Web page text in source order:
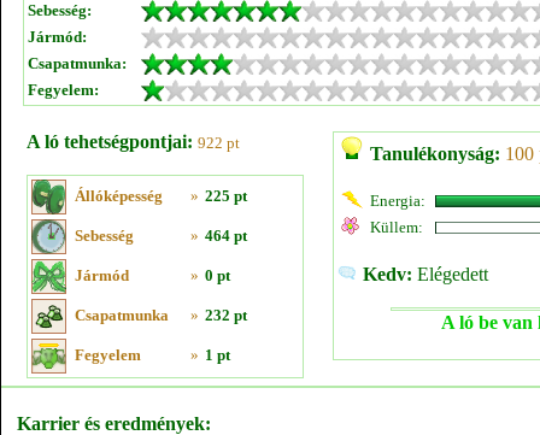
Sebesség:
Jármód:
Csapatmunka:
Fegyelem:
A ló tehetségpontjai: 922 pt
Állóképesség » 225 pt
Sebesség » 464 pt
Jármód » 0 pt
Csapatmunka » 232 pt
Fegyelem » 1 pt
Tanulékonyság: 100
Energia:
Küllem:
Kedv: Elégedett
A ló be van
Karrier és eredmények: